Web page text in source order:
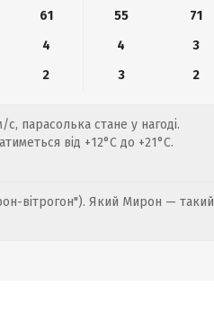
61 55
71
4 4
3
2 3 2
парасолька стане у нагоді.
від +12°C до +21°C.
вітрогон"). Який Мирон — такий